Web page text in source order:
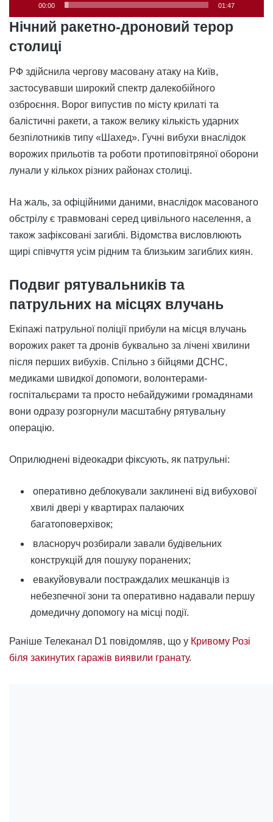
00:00 01:47
Нічний ракетно-дроновий терор
столиці
РФ здійснила чергову масовану атаку на Київ,
застосувавши широкий спектр далекобійного
озброєння. Ворог випустив по місту крилаті та
балістичні ракети, а також велику кількість ударних
безпілотників типу «Шахед». Гучні вибухи внаслідок
ворожих прильотів та роботи протиповітряної оборони
лунали у кількох різних районах столиці.
На жаль, за офіційними даними, внаслідок масованого
обстрілу є травмовані серед цивільного населення, а
також зафіксовані загиблі. Відомства висловлюють
щирі співчуття усім рідним та близьким загиблих киян.
Подвиг рятувальників та
патрульних на місцях влучань
Екіпажі патрульної поліції прибули на місця влучань
ворожих ракет та дронів буквально за лічені хвилини
після перших вибухів. Спільно з бійцями ДСНС,
медиками швидкої допомоги, волонтерами-
госпітальєрами та просто небайдужими громадянами
вони одразу розгорнули масштабну рятувальну
операцію.
Оприлюднені відеокадри фіксують, як патрульні:
оперативно деблокували заклинені від вибухової
хвилі двері у квартирах палаючих
багатоповерхівок;
власноруч розбирали завали будівельних
конструкцій для пошуку поранених;
евакуйовували постраждалих мешканців із
небезпечної зони та оперативно надавали першу
домедичну допомогу на місці події.
Раніше Телеканал D1 повідомляв, що у Кривому Розі
біля закинутих гаражів виявили гранату.